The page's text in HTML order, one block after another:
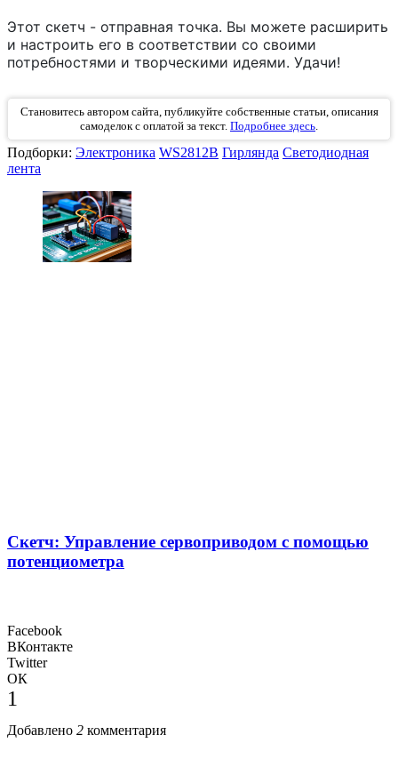
Этот скетч - отправная точка. Вы можете расширить
и настроить его в соответствии со своими
потребностями и творческими идеями. Удачи!
Становитесь автором сайта, публикуйте собственные статьи, описания
самоделок с оплатой за текст. Подробнее здесь
Подборки: Электроника WS2812B Гирлянда Светодиодная
лента
Скетч: Управление сервоприводом с помощью
потенциометра
Facebook
ВКонтакте
Twitter
ОК
1
Добавлено 2 комментария